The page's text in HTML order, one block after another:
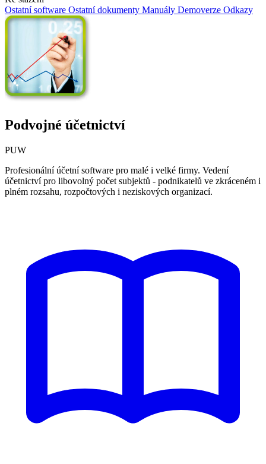
Ostatní software Ostatní dokumenty Manuály Demoverze Odkazy
Podvojné účetnictví
PUW
Profesionální účetní software pro malé i velké firmy. Vedení
účetnictví pro libovolný počet subjektů - podnikatelů ve zkráceném i
plném rozsahu, rozpočtových i neziskových organizací.